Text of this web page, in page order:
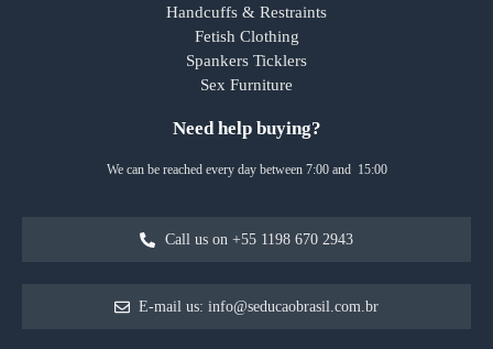
Handcuffs & Restraints
Fetish Clothing
Spankers Ticklers
Sex Furniture
Need help buying?
We can be reached every day between 7:00 and 15:00
Call us on +55 1198 670 2943
E-mail us: info@seducaobrasil.com.br